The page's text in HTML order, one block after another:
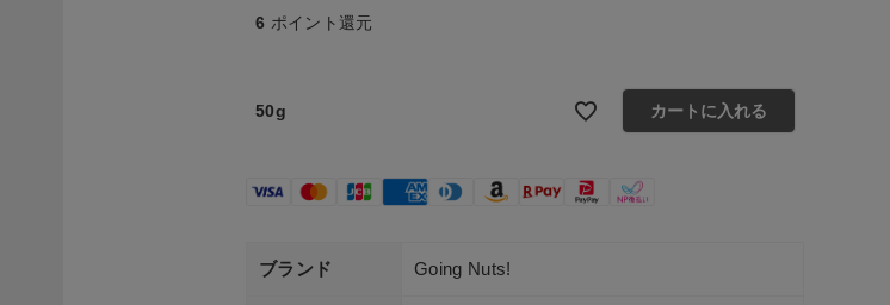
6 ポイント還元
50g カートに入れる
ブランド Going Nuts!